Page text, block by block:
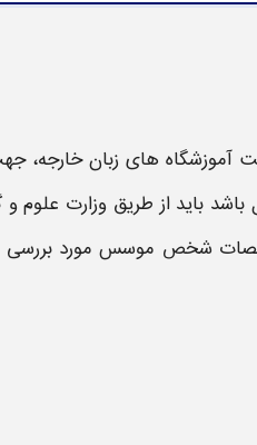
آموزشگاه های زبان خارجه،
شخص موسس مورد